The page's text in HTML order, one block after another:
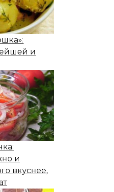
и
и
вкуснее,